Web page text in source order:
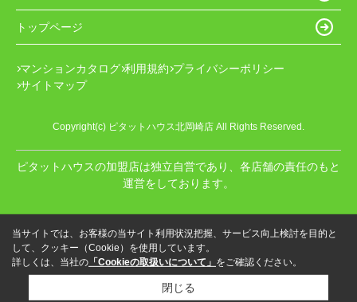
トップページ
マンションカタログ 利用規約 プライバシーポリシー
サイトマップ
Copyright(c) ピタットハウス北岡崎店 All Rights Reserved.
ピタットハウスの加盟店は独立自営であり、各店舗の責任のもと
運営をしております。
当サイトでは、お客様の当サイト利用状況把握、サービス向上検討を目的と
して、クッキー（Cookie）を使用しています。
詳しくは、当社の 「Cookieの取扱いについて」 をご確認ください。
閉じる